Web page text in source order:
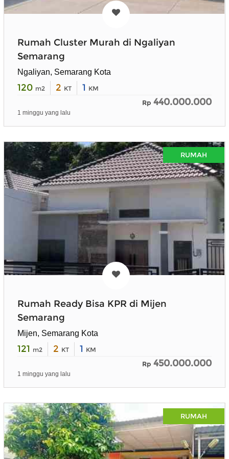
Rumah Cluster Murah di Ngaliyan
Semarang
Ngaliyan, Semarang Kota
120 m2 2 KT 1 KM
Rp 440.000.000
1 minggu yang lalu
RUMAH
Rumah Ready Bisa KPR di Mijen
Semarang
Mijen, Semarang Kota
121 m2 2 KT 1 KM
Rp 450.000.000
1 minggu yang lalu
RUMAH